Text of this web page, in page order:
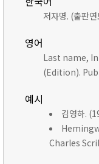
저자명. (출판
영어
Last name,
(Edition).
예시
김영하.
Charles